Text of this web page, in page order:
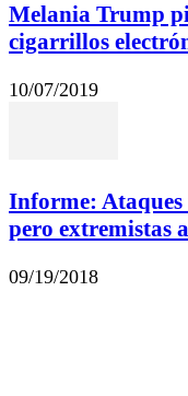
Melania Trump
cigarrillos
10/07/2019
Informe:
pero extremistas
09/19/2018